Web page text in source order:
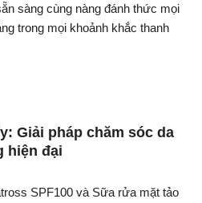
sàng cùng nàng đánh thức mọi
trong mọi khoảnh khắc thanh
Giải pháp chăm sóc da
hiện đại
SPF100 và Sữa rửa mặt tảo